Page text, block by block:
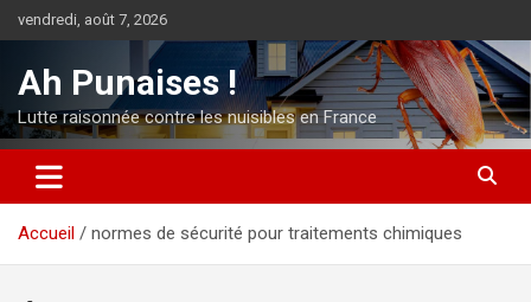
au
vendredi, août 7, 2026
Ah Punaises !
Lutte raisonnée contre les nuisibles en France
Accueil normes de sécurité pour traitements chimiques